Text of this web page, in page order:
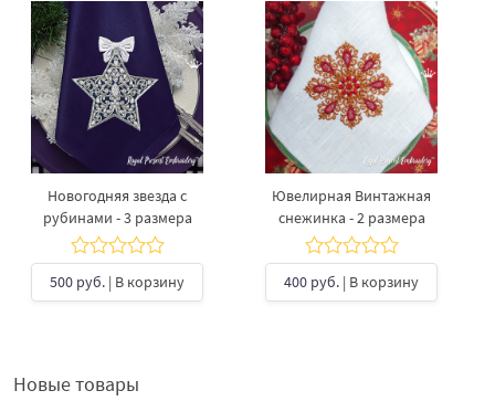
Новогодняя звезда с
рубинами - 3 размера
500 руб. | В корзину
Ювелирная Винтажная
снежинка - 2 размера
400 руб. | В корзину
Новые товары